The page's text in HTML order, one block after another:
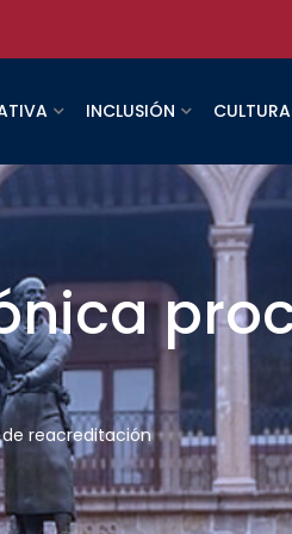
INCLUSIÓN CULTURA
reacreditación